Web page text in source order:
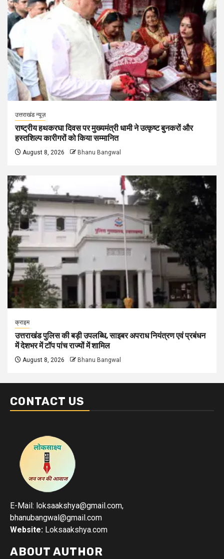
उत्तराखंड न्यूज़
राष्ट्रीय हथकरघा दिवस पर मुख्यमंत्री धामी ने उत्कृष्ट बुनकरों और
हस्तशिल्प कारीगरों को किया सम्मानित
August 8, 2026 Bhanu Bangwal
क्राइम
उत्तराखंड पुलिस की बड़ी उपलब्धि, साइबर अपराध नियंत्रण एवं प्रबंधन
में देशभर में टॉप पांच राज्यों में शामिल
August 8, 2026 Bhanu Bangwal
CONTACT US
E-Mail: loksaakshya@gmail.com,
bhanubangwal@gmail.com
Website: Loksaakshya.com
ABOUT AUTHOR